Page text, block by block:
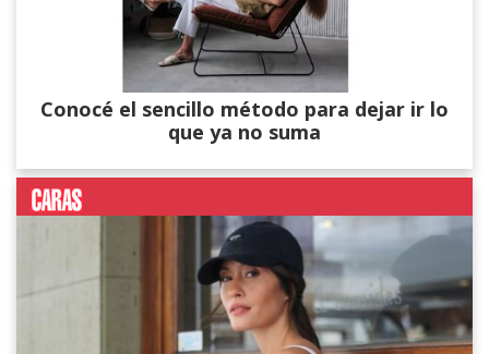
Conocé el sencillo método para dejar ir lo
que ya no suma